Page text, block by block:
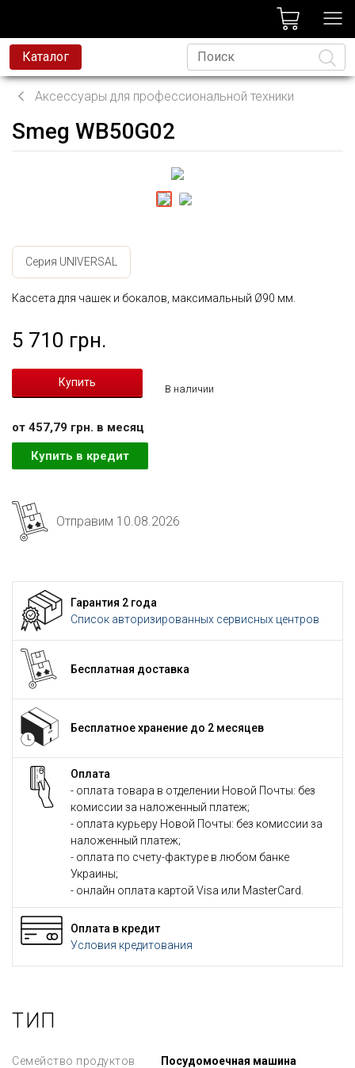
Каталог
Аксессуары для профессиональной техники
Smeg WB50G02
Серия UNIVERSAL
Кассета для чашек и бокалов, максимальный Ø90 мм.
5 710 грн.
В наличии
от 457,79 грн. в месяц
Купить в кредит
Отправим 10.08.2026
Гарантия 2 года
Список авторизированных сервисных центров
Бесплатная доставка
Бесплатное хранение до 2 месяцев
Оплата
- оплата товара в отделении Новой Почты: без
комиссии за наложенный платеж;
- оплата курьеру Новой Почты: без комиссии за
наложенный платеж;
- оплата по счету-фактуре в любом банке
Украины;
- онлайн оплата картой Visa или MasterCard.
Оплата в кредит
Условия кредитования
ТИП
Семейство продуктов
Посудомоечная машина